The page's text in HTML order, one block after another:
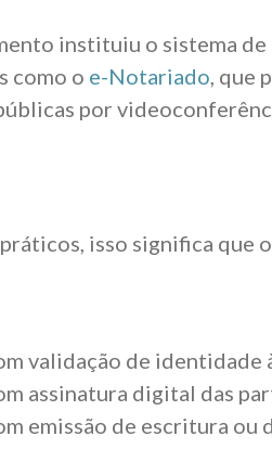
instituiu o sistema
como o e-Notariado, que
por
isso significa que
validação de identidade
assinatura digital das
emissão de escritura